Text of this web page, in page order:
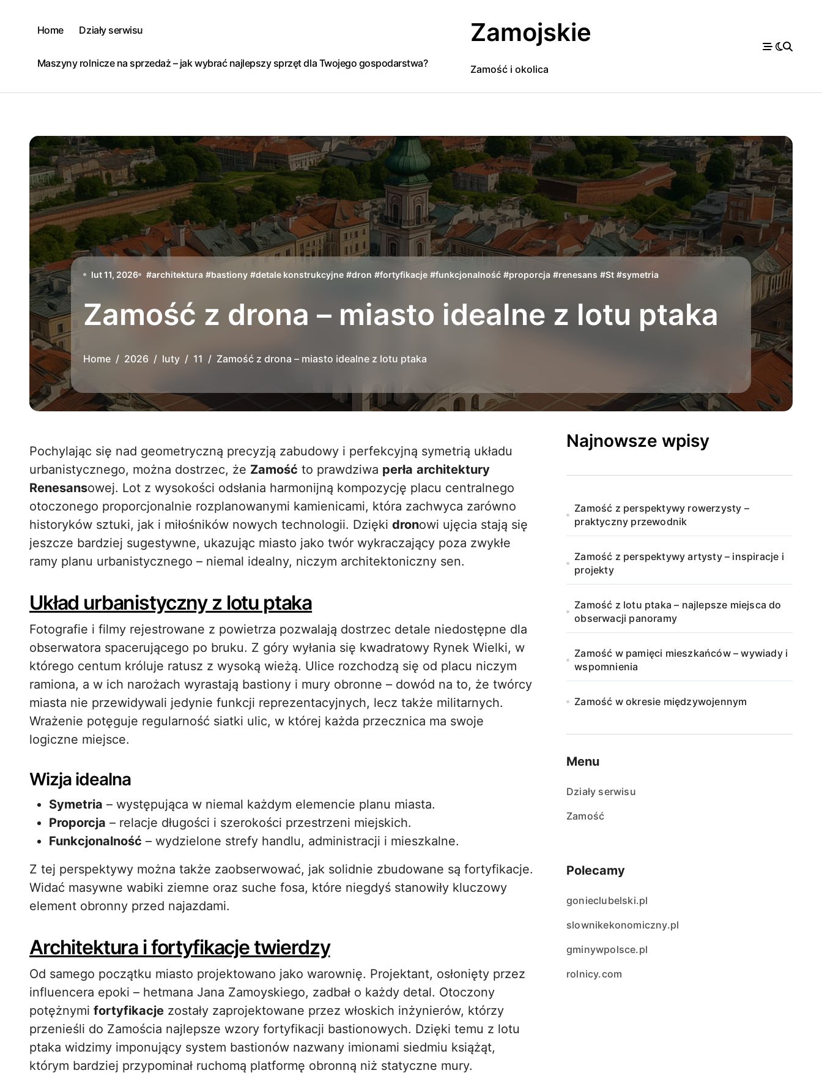
Home Działy serwisu
Maszyny rolnicze na sprzedaż – jak wybrać najlepszy sprzęt dla Twojego gospodarstwa?
Zamojskie
Zamość i okolica
lut 11, 2026 #architektura #bastiony #detale konstrukcyjne #dron #fortyfikacje #funkcjonalność #proporcja #renesans #St #symetria
Zamość z drona – miasto idealne z lotu ptaka
Home 2026 luty 11 Zamość z drona – miasto idealne z lotu ptaka
Pochylając się nad geometryczną precyzją zabudowy i perfekcyjną symetrią układu
urbanistycznego, można dostrzec, że Zamość to prawdziwa perła architektury
Renesansowej. Lot z wysokości odsłania harmonijną kompozycję placu centralnego
otoczonego proporcjonalnie rozplanowanymi kamienicami, która zachwyca zarówno
historyków sztuki, jak i miłośników nowych technologii. Dzięki dronowi ujęcia stają się
jeszcze bardziej sugestywne, ukazując miasto jako twór wykraczający poza zwykłe
ramy planu urbanistycznego – niemal idealny, niczym architektoniczny sen.
Układ urbanistyczny z lotu ptaka
Fotografie i filmy rejestrowane z powietrza pozwalają dostrzec detale niedostępne dla
obserwatora spacerującego po bruku. Z góry wyłania się kwadratowy Rynek Wielki, w
którego centum króluje ratusz z wysoką wieżą. Ulice rozchodzą się od placu niczym
ramiona, a w ich narożach wyrastają bastiony i mury obronne – dowód na to, że twórcy
miasta nie przewidywali jedynie funkcji reprezentacyjnych, lecz także militarnych.
Wrażenie potęguje regularność siatki ulic, w której każda przecznica ma swoje
logiczne miejsce.
Wizja idealna
Symetria – występująca w niemal każdym elemencie planu miasta.
Proporcja – relacje długości i szerokości przestrzeni miejskich.
Funkcjonalność – wydzielone strefy handlu, administracji i mieszkalne.
Z tej perspektywy można także zaobserwować, jak solidnie zbudowane są fortyfikacje.
Widać masywne wabiki ziemne oraz suche fosa, które niegdyś stanowiły kluczowy
element obronny przed najazdami.
Architektura i fortyfikacje twierdzy
Od samego początku miasto projektowano jako warownię. Projektant, osłonięty przez
influencera epoki – hetmana Jana Zamoyskiego, zadbał o każdy detal. Otoczony
potężnymi fortyfikacje zostały zaprojektowane przez włoskich inżynierów, którzy
przenieśli do Zamościa najlepsze wzory fortyfikacji bastionowych. Dzięki temu z lotu
ptaka widzimy imponujący system bastionów nazwany imionami siedmiu książąt,
którym bardziej przypominał ruchomą platformę obronną niż statyczne mury.
Najnowsze wpisy
Zamość z perspektywy rowerzysty –
praktyczny przewodnik
Zamość z perspektywy artysty – inspiracje i
projekty
Zamość z lotu ptaka – najlepsze miejsca do
obserwacji panoramy
Zamość w pamięci mieszkańców – wywiady i
wspomnienia
Zamość w okresie międzywojennym
Menu
Działy serwisu
Zamość
Polecamy
gonieclubelski.pl
slownikekonomiczny.pl
gminywpolsce.pl
rolnicy.com